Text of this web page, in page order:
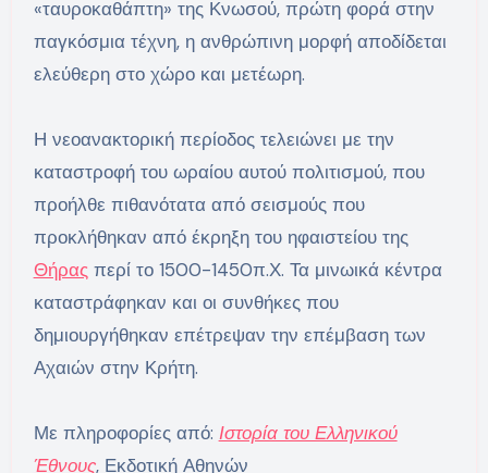
«ταυροκαθάπτη» της Κνωσού, πρώτη φορά στην
παγκόσμια τέχνη, η ανθρώπινη μορφή αποδίδεται
ελεύθερη στο χώρο και μετέωρη.
Η νεοανακτορική περίοδος τελειώνει με την
καταστροφή του ωραίου αυτού πολιτισμού, που
προήλθε πιθανότατα από σεισμούς που
προκλήθηκαν από έκρηξη του ηφαιστείου της
Θήρας περί το 1500-1450π.Χ. Τα μινωικά κέντρα
καταστράφηκαν και οι συνθήκες που
δημιουργήθηκαν επέτρεψαν την επέμβαση των
Αχαιών στην Κρήτη.
Με πληροφορίες από: Ιστορία του Ελληνικού
Έθνους, Εκδοτική Αθηνών